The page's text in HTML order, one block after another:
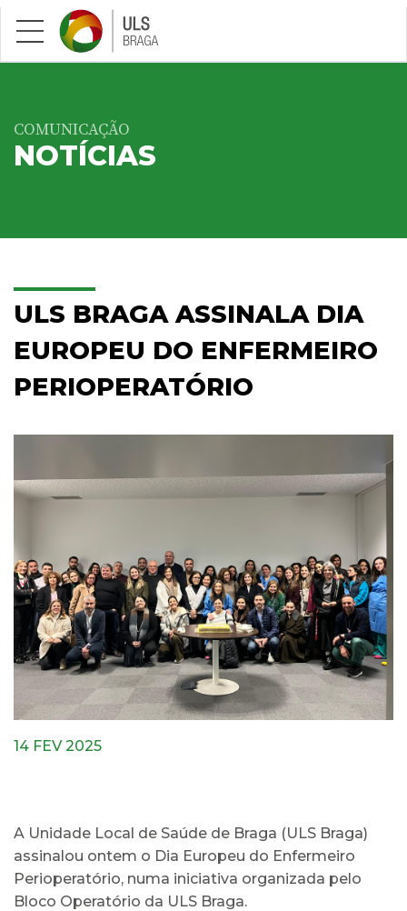
Saltar para conteúdo principal
COMUNICAÇÃO
NOTÍCIAS
ULS BRAGA ASSINALA DIA
EUROPEU DO ENFERMEIRO
PERIOPERATÓRIO
14 FEV 2025
A Unidade Local de Saúde de Braga (ULS Braga)
assinalou ontem o Dia Europeu do Enfermeiro
Perioperatório, numa iniciativa organizada pelo
Bloco Operatório da ULS Braga.